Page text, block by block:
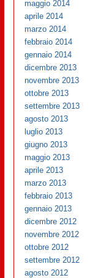
maggio 2014
aprile 2014
marzo 2014
febbraio 2014
gennaio 2014
dicembre 2013
novembre 2013
ottobre 2013
settembre 2013
agosto 2013
luglio 2013
giugno 2013
maggio 2013
aprile 2013
marzo 2013
febbraio 2013
gennaio 2013
dicembre 2012
novembre 2012
ottobre 2012
settembre 2012
agosto 2012